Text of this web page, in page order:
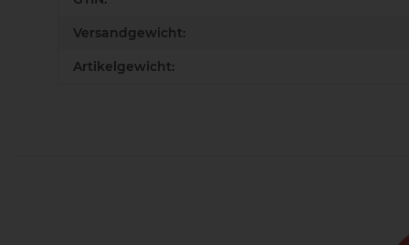
Versandgewicht:
Artikelgewicht: